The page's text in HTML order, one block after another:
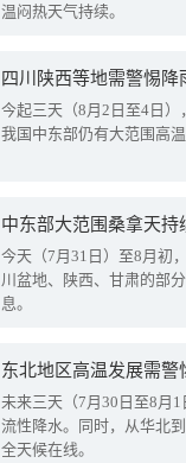
温闷热天气持续。
今起三天（8月2日至4日
我国中东部仍有大范围高
中东部大范围桑拿天
今天（7月31日）至8月初
川盆地、陕西、甘肃的部
息。
东北地区高温发展需
未来三天（7月30日至8月
流性降水。同时，从华北
全天候在线。